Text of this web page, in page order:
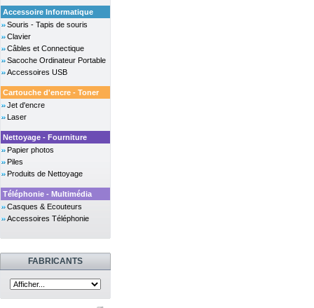
Accessoire Informatique
Souris - Tapis de souris
Clavier
Câbles et Connectique
Sacoche Ordinateur Portable
Accessoires USB
Cartouche d'encre - Toner
Jet d'encre
Laser
Nettoyage - Fourniture
Papier photos
Piles
Produits de Nettoyage
Téléphonie - Multimédia
Casques & Ecouteurs
Accessoires Téléphonie
FABRICANTS